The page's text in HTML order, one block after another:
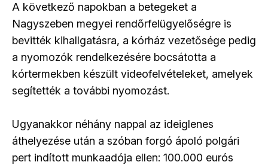
A következő napokban a betegeket a
Nagyszeben megyei rendőrfelügyelőségre is
bevitték kihallgatásra, a kórház vezetősége pedig
a nyomozók rendelkezésére bocsátotta a
kórtermekben készült videofelvételeket, amelyek
segítették a további nyomozást.
Ugyanakkor néhány nappal az ideiglenes
áthelyezése után a szóban forgó ápoló polgári
pert indított munkaadója ellen: 100.000 eurós